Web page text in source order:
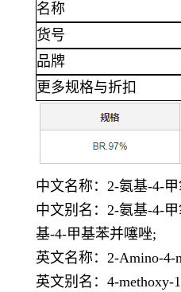
名称
货号
品牌
更多规格与折扣
中文名称： 2-氨基-4-
中文别名： 2-氨基-4-
基-4-甲基苯并噻唑;
英文名称： 2-Amino-4-
英文别名： 4-methoxy-